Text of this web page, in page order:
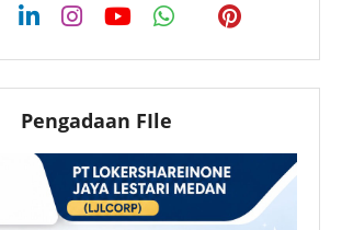
Pengadaan FIle